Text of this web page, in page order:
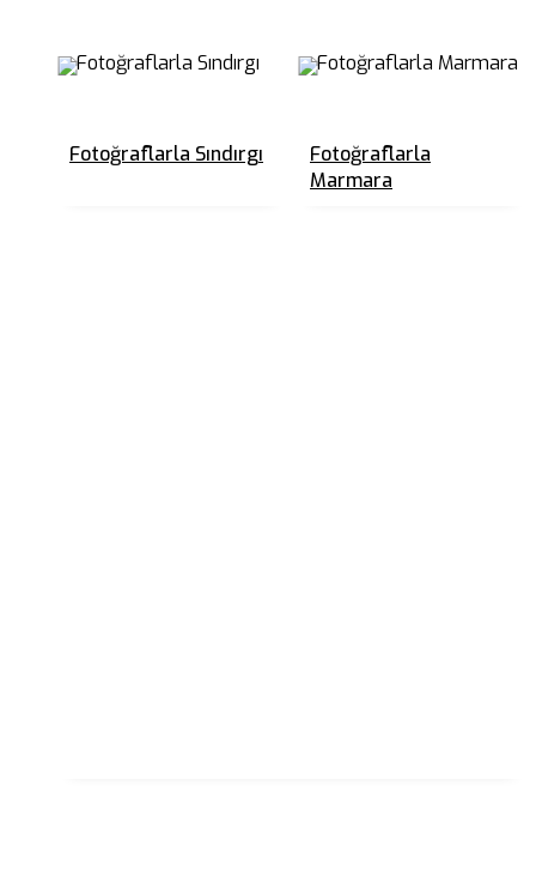
Fotoğraflarla Sındırgı
Fotoğraflarla
Marmara